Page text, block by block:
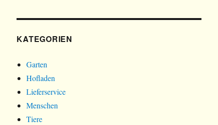
KATEGORIEN
Garten
Hofladen
Lieferservice
Menschen
Tiere